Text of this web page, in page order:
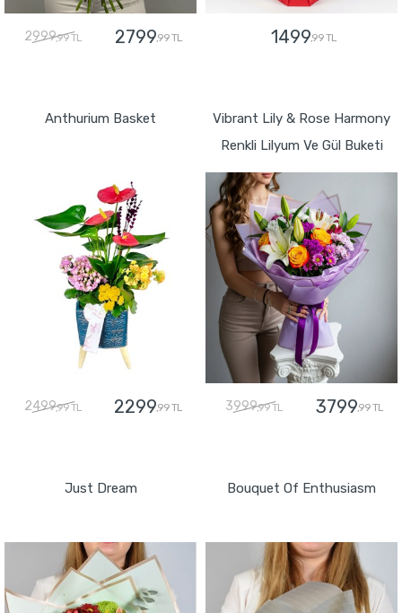
2999,99 TL 2799,99 TL 1499,99 TL
Anthurium Basket
2499,99 TL 2299,99 TL
Vibrant Lily & Rose Harmony
Renkli Lilyum Ve Gül Buketi
3999,99 TL 3799,99 TL
Just Dream Bouquet Of Enthusiasm